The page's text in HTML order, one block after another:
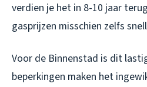
verdien je het in 8-10 jaar
gasprijzen misschien zelfs
Voor de Binnenstad is dit
beperkingen maken het